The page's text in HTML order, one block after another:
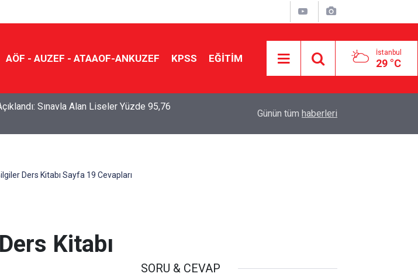
AÖF - AUZEF - ATAAOF-ANKUZEF KPSS EĞİTİM İstanbul
29 °C
Sınavla Alan Liseler Yüzde 95,76
Tercihine Yerleşti
Günün tüm haberleri
Ders Kitabı Sayfa 19 Cevapları
Kitabı
SORU & CEVAP